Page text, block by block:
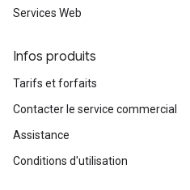
Services Web
Infos produits
Tarifs et forfaits
Contacter le service commercial
Assistance
Conditions d'utilisation